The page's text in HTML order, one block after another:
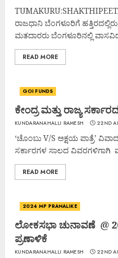
ರಾಜಧಾನಿ ಬೆಂಗಳೂರಿಗೆ
ಮತದಾರರು ಬೆಂಗಳೂರಿನಲ್ಲಿ
READ MORE
GOI FUNDS
ಕೇಂದ್ರ ಮತ್ತು ರಾಜ್ಯ
KUNDARANAHALLI RAMESH 22ND
‘ಚೊಂಬು V/S ಅಕ್ಷಯ ಪಾತ್ರೆ’
ಸರ್ಕಾರಗಳ ಸಾಲದ ವಿವರಗಳಿಗಾಗಿ
READ MORE
2024 MP PRANALIKE
ಲೋಕಸಭಾ ಚುನಾವಣೆ @
ಪ್ರಣಾಳಿಕೆ
KUNDARANAHALLI RAMESH 22ND